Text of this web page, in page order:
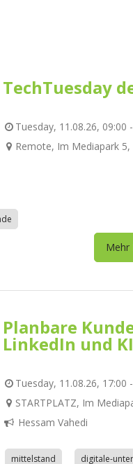
TechTuesday
Tuesday, 11.08.26, 09:00
Remote, Im Mediapark 5,
Mehr
Planbare
LinkedIn und KI
Tuesday, 11.08.26, 17:00
STARTPLATZ, Im
Hessam Vahedi
mittelstand digitale-